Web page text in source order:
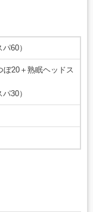
60）
ぼ20＋熟眠ヘッドス
30）